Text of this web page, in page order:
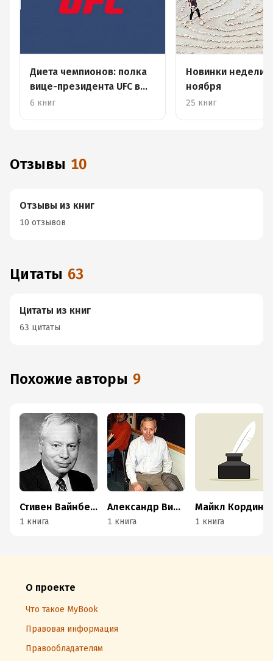
Диета чемпионов: полка
вице-президента UFC в
России и странах СНГ
6 книг
Новинки недели
ноября
25 книг
Отзывы 10
Отзывы из книг
10 отзывов
Цитаты 63
Цитаты из книг
63 цитаты
Похожие авторы 9
Стивен Вайнберг
1 книга
Александр Виленкин
1 книга 1 книга
О проекте
Что такое MyBook
Правовая информация
Правообладателям